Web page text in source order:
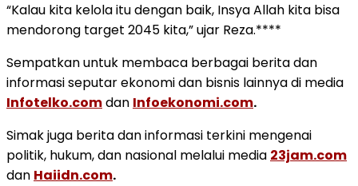
“Kalau kita kelola itu dengan baik, Insya Allah kita bisa
mendorong target 2045 kita,” ujar Reza.****
Sempatkan untuk membaca berbagai berita dan
informasi seputar ekonomi dan bisnis lainnya di media
Infotelko.comdan Infoekonomi.com.
Simak juga berita dan informasi terkini mengenai
politik, hukum, dan nasional melalui media 23jam.com
dan Haiidn.com.